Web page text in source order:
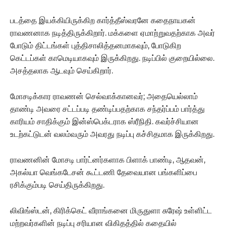
படத்தை இயக்கியிருக்கிற கார்த்தீஸ்வரனே கதைநாயகன்
ராவணனாக நடித்திருக்கிறார். மக்களை ஏமாற்றுவதற்காக அவர்
போடும் திட்டங்கள் புத்திசாலித்தனமாகவும், போடுகிற
கெட்டப்கள் காமெடியாகவும் இருக்கிறது. நடிப்பில் குறையில்லை.
அசத்தலாக ஆடவும் செய்கிறார்.
மோசடிக்கார ராவணன் செல்வாக்கானவர்; அதையெல்லாம்
தாண்டி அவரை சட்டப்படி தண்டிப்பதற்காக சந்தர்ப்பம் பார்த்து
காரியம் சாதிக்கும் இன்ஸ்பெக்டராக ஸ்ரீநிதி. கவர்ச்சியான
உடற்கட்டுடன் வலம்வரும் அவரது நடிப்பு கச்சிதமாக இருக்கிறது.
ராவணனின் மோசடி பார்ட்னர்களாக பிளாக் பாண்டி, ஆதவன்,
அகல்யா வெங்கடேசன் கூட்டணி தேவையான பங்களிப்பை
ரசிக்கும்படி செய்திருக்கிறது.
லிவிங்ஸ்டன், கிரிக்கெட் வீராங்கனை மிருதுளா சுரேஷ் உள்ளிட்ட
மற்றவர்களின் நடிப்பு சரியான விகிதத்தில் கதையில்